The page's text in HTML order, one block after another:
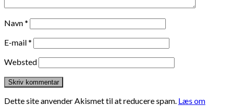
Navn*
E-mail*
Websted
Dette site anvender Akismet til at reducere spam. Læs om